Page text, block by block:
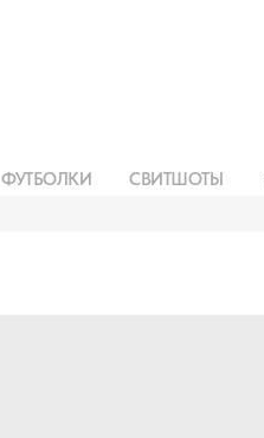
СВИТШОТЫ
ФУТБОЛКИ